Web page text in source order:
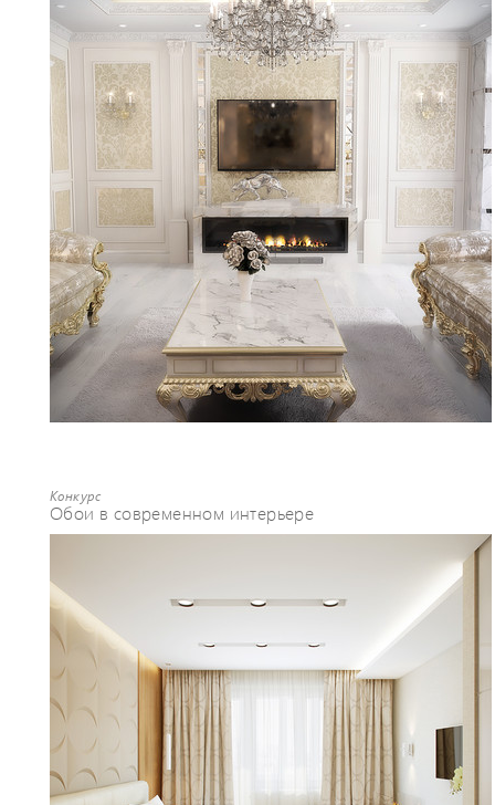
Конкурс
Обои в современном интерьере